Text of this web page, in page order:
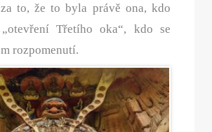
to, že to byla právě ona, kdo
Třetího oka“, kdo se
rozpomenutí.